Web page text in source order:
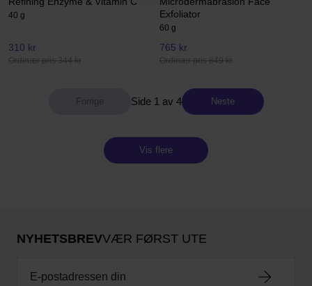
40 g
310 kr
Ordinær pris 344 kr
Exfoliator
60 g
765 kr
Ordinær pris 849 kr
Side 1 av 4 Neste
Vis flere
NYHETSBREVVÆR FØRST UTE